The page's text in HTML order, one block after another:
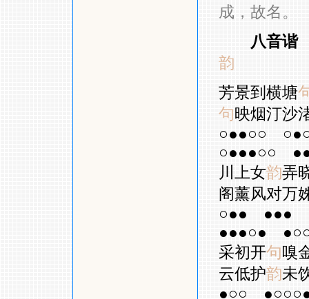
成，故名。
八音谐
韵
芳景到横塘
句映烟汀沙
○●●○○
○●●●○○
川上女韵弄
阁薰风对万
○●●
●●●
●●●○●
采初开句嗅
云低护韵未
●○○